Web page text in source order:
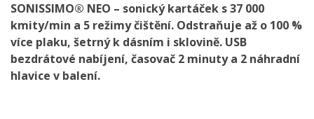
SONISSIMO® NEO – sonický kartáček s 37 000
kmity/min a 5 režimy čištění. Odstraňuje až o 100 %
více plaku, šetrný k dásním i sklovině. USB
bezdrátové nabíjení, časovač 2 minuty a 2 náhradní
hlavice v balení.